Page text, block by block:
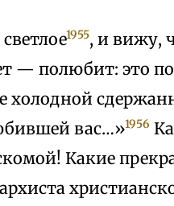
1955, и вижу,
— полюбит: это
холодной
вас…»1956
Какие